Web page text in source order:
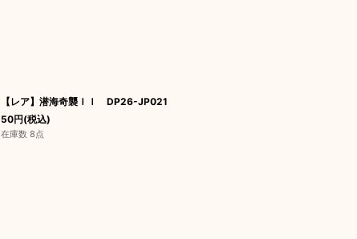
【レア】潜海奇襲ＩＩ DP26-JP021
50円(税込)
在庫数 8点